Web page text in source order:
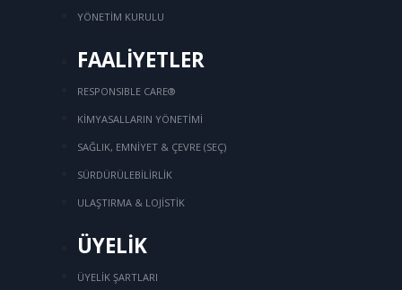
YÖNETİM KURULU
FAALİYETLER
RESPONSIBLE CARE®
KİMYASALLARIN YÖNETİMİ
SAĞLIK, EMNİYET & ÇEVRE (SEÇ)
SÜRDÜRÜLEBİLİRLİK
ULAŞTIRMA & LOJİSTİK
ÜYELİK
ÜYELİK ŞARTLARI